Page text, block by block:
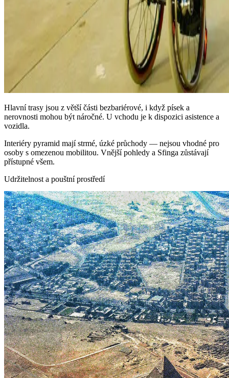
Hlavní trasy jsou z větší části bezbariérové, i když písek a
nerovnosti mohou být náročné. U vchodu je k dispozici asistence a
vozidla.
Interiéry pyramid mají strmé, úzké průchody — nejsou vhodné pro
osoby s omezenou mobilitou. Vnější pohledy a Sfinga zůstávají
přístupné všem.
Udržitelnost a pouštní prostředí